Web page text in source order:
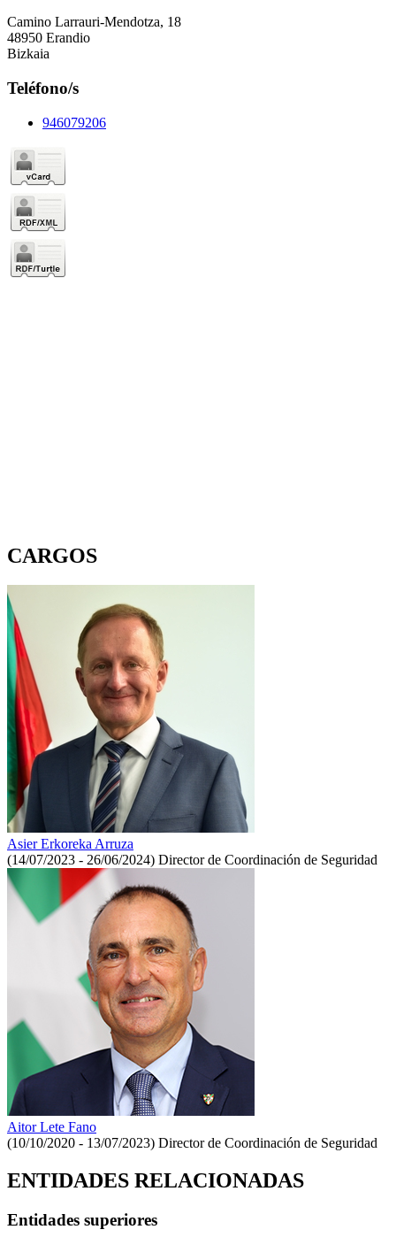
Camino Larrauri-Mendotza, 18
48950 Erandio
Bizkaia
Teléfono/s
946079206
CARGOS
Asier Erkoreka Arruza
(14/07/2023 - 26/06/2024) Director de Coordinación de Seguridad
Aitor Lete Fano
(10/10/2020 - 13/07/2023) Director de Coordinación de Seguridad
ENTIDADES RELACIONADAS
Entidades superiores